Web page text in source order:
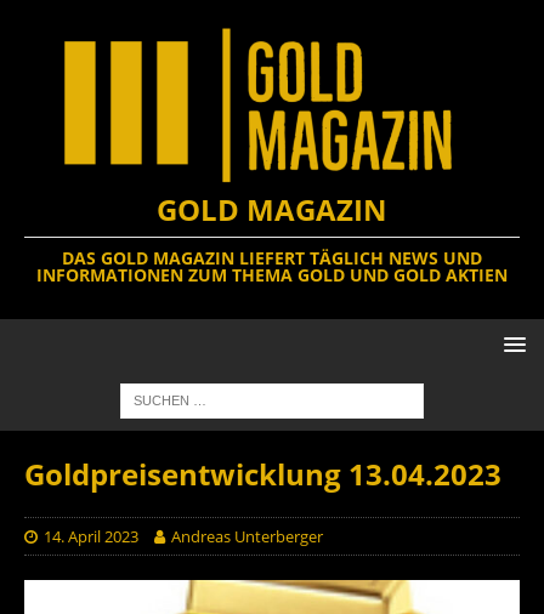
GOLD MAGAZIN
DAS GOLD MAGAZIN LIEFERT TÄGLICH NEWS UND
INFORMATIONEN ZUM THEMA GOLD UND GOLD AKTIEN
Goldpreisentwicklung 13.04.2023
14. April 2023 Andreas Unterberger